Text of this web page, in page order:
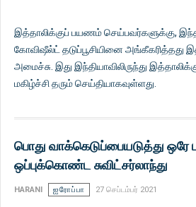
இத்தாலிக்குப் பயணம் செய்பவர்களுக்கு,
கோவிஷீல்ட் தடுப்பூசியினை அங்கீகரித்தது
அமைச்சு. இது இந்தியாவிலிருந்து
மகிழ்ச்சி தரும் செய்தியாகவுள்ளது.
பொது வாக்கெடுப்பையடுத்து
ஒப்புக்கொண்ட சுவிட்சர்லாந்து
HARANI ஐரோப்பா 27 செப்டம்பர் 2021